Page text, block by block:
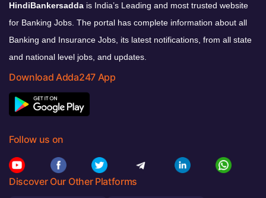
HindiBankersadda is India’s Leading and most trusted website
for Banking Jobs. The portal has complete information about all
Banking and Insurance Jobs, its latest notifications, from all state
and national level jobs, and updates.
Download Adda247 App
Follow us on
Discover Our Other Platforms